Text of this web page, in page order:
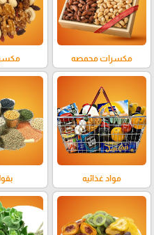
مكسرات محمصه
مواد غذائيه